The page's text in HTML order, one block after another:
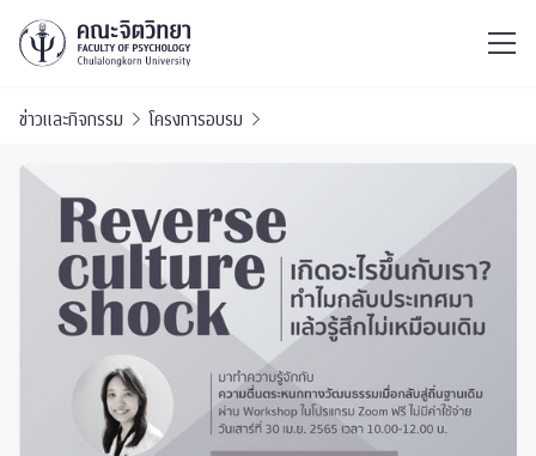
ข่าวและกิจกรรม โครงการอบรม